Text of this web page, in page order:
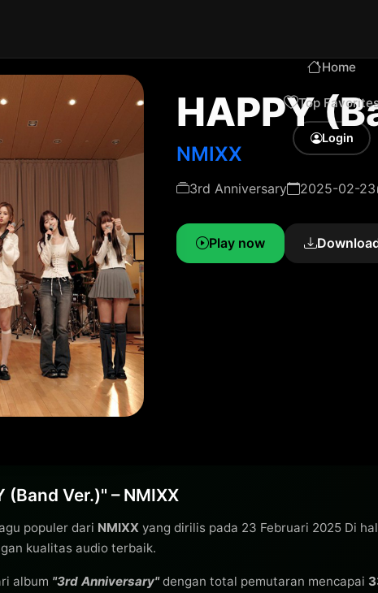
Home
Top
Login
HAPPY
NMIXX
3rd Anniversary 2025-02-23
Play now
(Band Ver.)" – NMIXX
populer dari NMIXX yang dirilis pada 23 Februari 2025 Di
kualitas audio terbaik.
album "3rd Anniversary"dengan total pemutaran mencapai